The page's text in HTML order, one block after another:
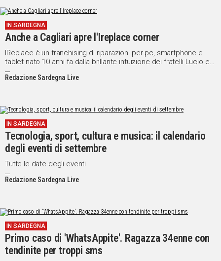
IN SARDEGNA
Anche a Cagliari apre l'Ireplace corner
IReplace è un franchising di riparazioni per pc, smartphone e
tablet nato 10 anni fa dalla brillante intuizione dei fratelli Lucio e
Roberto Mazzone, e ora con all'attivo ben 50 sedi su tutto il
territorio nazionale.
Redazione Sardegna Live
IN SARDEGNA
Tecnologia, sport, cultura e musica: il calendario
degli eventi di settembre
Tutte le date degli eventi
Redazione Sardegna Live
IN SARDEGNA
Primo caso di 'WhatsAppite'. Ragazza 34enne con
tendinite per troppi sms